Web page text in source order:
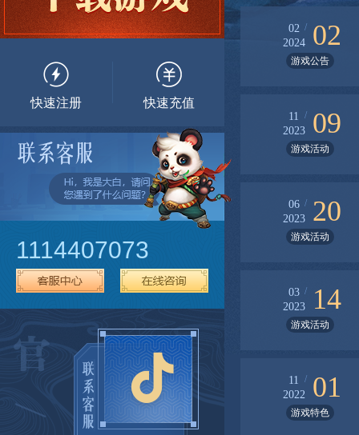
快速注册 快速充值
1114407073
02
2024
02
/
游戏公告
11
2023
09
/
游戏活动
06
2023
20
/
游戏活动
03
2023
14
/
游戏活动
11
2022
01
/
游戏特色